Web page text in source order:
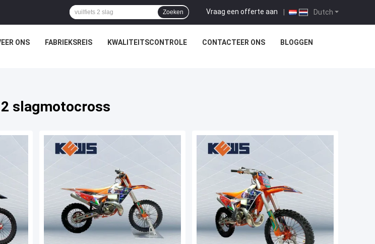
Dutch
Vraag een offerte aan |
Zoeken
ONS FABRIEKSREIS KWALITEITSCONTROLE CONTACTEER ONS BLOGGEN
2 slagmotocross